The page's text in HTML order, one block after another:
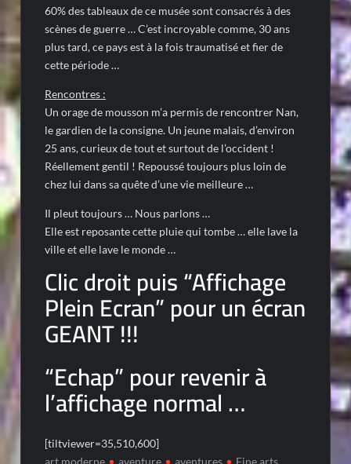
60% des tableaux de ce musée sont consacrés à des
scènes de guerre … C’est incroyable comme, 30 ans
plus tard, ce pays est à la fois traumatisé et fier de
cette période …
Rencontres :
Un orage de mousson m’a permis de rencontrer Nan,
le gardien de la consigne. Un jeune malais, d’environ
25 ans, curieux de tout et surtout de l’occident !
Réellement gentil ! Repoussé toujours plus loin de
chez lui dans sa quête d’une vie meilleure …
Il pleut toujours … Nous parlons …
Elle est reposante cette pluie qui tombe … elle lave la
ville et elle lave le monde …
Clic droit puis “Affichage
Plein Ecran” pour un écran
GEANT !!!
“Echap” pour revenir à
l’affichage normal …
[tiltviewer=35,510,600]
art moderne
aventure aventures Fine arts